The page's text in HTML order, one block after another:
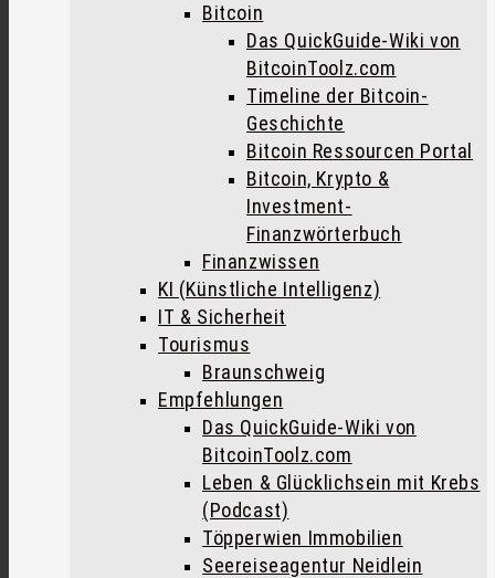
Bitcoin
Das QuickGuide-Wiki von
BitcoinToolz.com
Timeline der Bitcoin-
Geschichte
Bitcoin Ressourcen Portal
Bitcoin, Krypto &
Investment-
Finanzwörterbuch
Finanzwissen
KI (Künstliche Intelligenz)
IT & Sicherheit
Tourismus
Braunschweig
Empfehlungen
Das QuickGuide-Wiki von
BitcoinToolz.com
Leben & Glücklichsein mit Krebs
(Podcast)
Töpperwien Immobilien
Seereiseagentur Neidlein